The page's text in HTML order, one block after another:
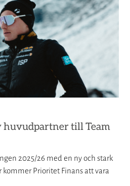
huvudpartner till Team
2025/26 med en ny och stark
kommer Prioritet Finans att vara